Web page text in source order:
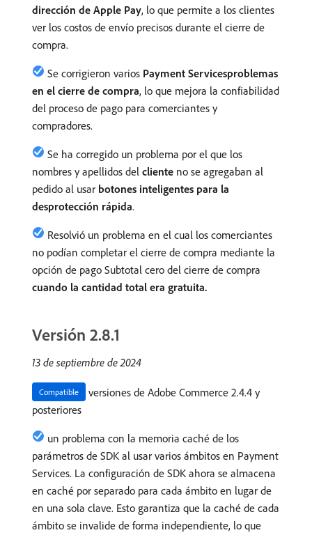
dirección de Apple Pay, lo que permite a los clientes
ver los costos de envío precisos durante el cierre de
compra.
Se corrigieron varios Payment Servicesproblemas
en el cierre de compra, lo que mejora la confiabilidad
del proceso de pago para comerciantes y
compradores.
Se ha corregido un problema por el que los
nombres y apellidos del cliente no se agregaban al
pedido al usar botones inteligentes para la
desprotección rápida.
Resolvió un problema en el cual los comerciantes
no podían completar el cierre de compra mediante la
opción de pago Subtotal cero del cierre de compra
cuando la cantidad total era gratuita.
Versión 2.8.1
13 de septiembre de 2024
Compatible
versiones de Adobe Commerce 2.4.4 y
posteriores
un problema con la memoria caché de los
parámetros de SDK al usar varios ámbitos en Payment
Services. La configuración de SDK ahora se almacena
en caché por separado para cada ámbito en lugar de
en una sola clave. Esto garantiza que la caché de cada
ámbito se invalide de forma independiente, lo que